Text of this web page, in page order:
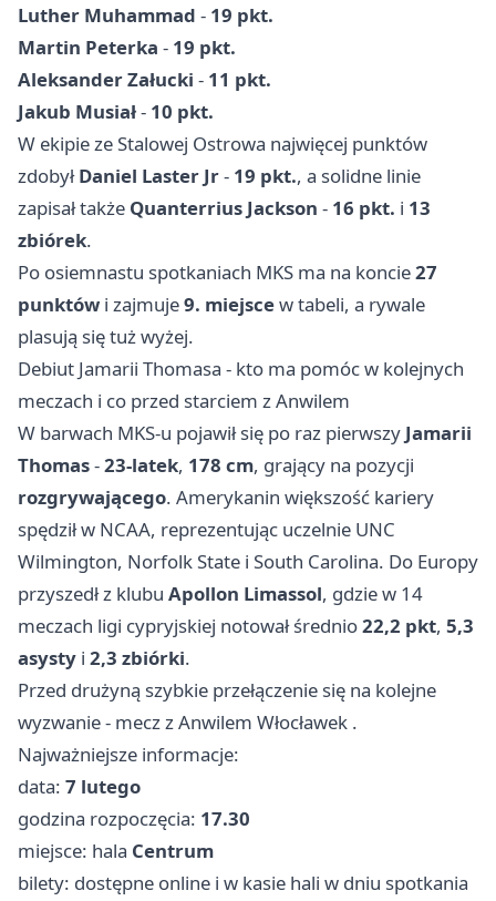
Luther Muhammad - 19 pkt.
Martin Peterka - 19 pkt.
Aleksander Załucki - 11 pkt.
Jakub Musiał- 10 pkt.
W ekipie ze Stalowej Ostrowa najwięcej punktów
zdobyłDaniel Laster Jr- 19 pkt., a solidne linie
zapisał także Quanterrius Jackson - 16 pkt. i 13
zbiórek.
Po osiemnastu spotkaniach MKS ma na koncie27
punktów i zajmuje9. miejscew tabeli, a rywale
plasują się tuż wyżej.
Debiut Jamarii Thomasa - kto ma pomóc w kolejnych
meczach i co przed starciem z Anwilem
W barwach MKS-u pojawił się po raz pierwszy Jamarii
Thomas-23-latek, 178 cm, grający na pozycji
rozgrywającego. Amerykanin większość kariery
spędził w NCAA, reprezentując uczelnie UNC
Wilmington, Norfolk State i South Carolina. Do Europy
przyszedł z klubu Apollon Limassol, gdzie w 14
meczach ligi cypryjskiej notował średnio22,2 pkt, 5,3
asysty i 2,3 zbiórki.
Przed drużyną szybkie przełączenie się na kolejne
wyzwanie - mecz z Anwilem Włocławek .
Najważniejsze informacje:
data: 7 lutego
godzina rozpoczęcia: 17.30
miejsce: hala Centrum
bilety: dostępne online i w kasie hali w dniu spotkania